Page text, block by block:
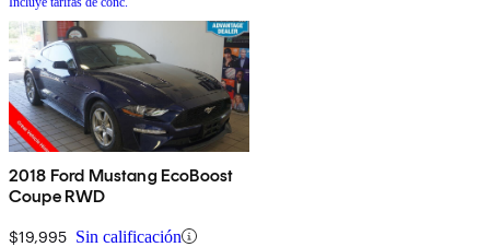
2018 Ford Mustang EcoBoost
Coupe RWD
$19,995 Sin calificación